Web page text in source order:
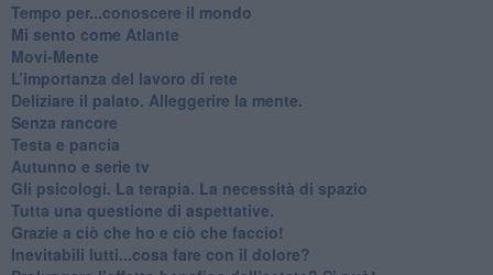
​Tempo per...conoscere il mondo
​Mi sento come Atlante
​Movi-Mente
​L’importanza del lavoro di rete
​Deliziare il palato. Alleggerire la mente.
​Senza rancore
​Testa e pancia
​Autunno e serie tv
​Gli psicologi. La terapia. La necessità di spazio
​Tutta una questione di aspettative.
​Grazie a ciò che ho e ciò che faccio!
​Inevitabili lutti...cosa fare con il dolore?